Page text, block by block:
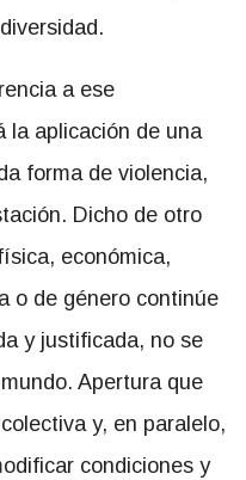
a ese
la aplicación de una
forma de violencia,
Dicho de otro
económica,
o de género continúe
y justificada, no se
Apertura que
y, en paralelo,
condiciones y